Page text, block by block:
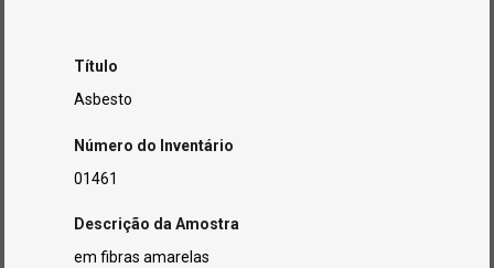
Título
Asbesto
Número do Inventário
01461
Descrição da Amostra
em fibras amarelas